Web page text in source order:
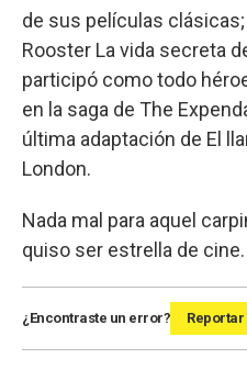
de sus películas
Rooster La vida secreta
participó como todo
en la saga de The
última adaptación de El
London.
Nada mal para aquel
quiso ser estrella de
¿Encontraste un error? Reportar